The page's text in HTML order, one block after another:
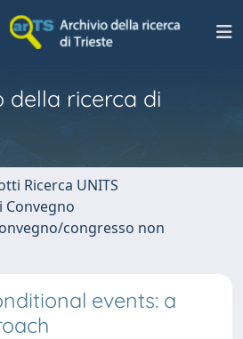
della ricerca di
Ricerca UNITS
congresso non
events: a